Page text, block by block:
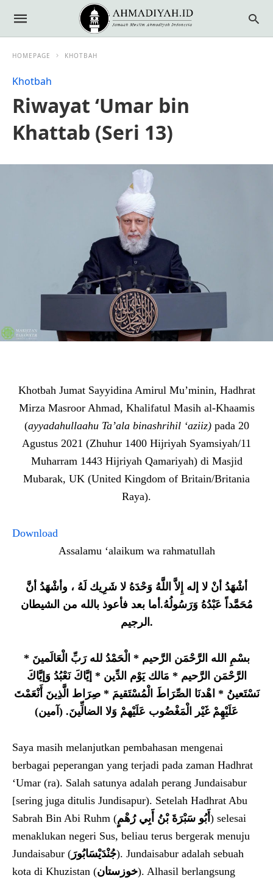
HOMEPAGE KHOTBAH
Khotbah
Riwayat ‘Umar bin
Khattab (Seri 13)
Khotbah Jumat Sayyidina Amirul Mu’minin, Hadhrat
Mirza Masroor Ahmad, Khalifatul Masih al-Khaamis
(ayyadahullaahu Ta’ala binashrihil ‘aziiz) pada 20
Agustus 2021 (Zhuhur 1400 Hijriyah Syamsiyah/11
Muharram 1443 Hijriyah Qamariyah) di Masjid
Mubarak, UK (United Kingdom of Britain/Britania
Raya).
Download
Assalamu ‘alaikum wa rahmatullah
أشْهَدُ أنْ لا إله إِلاَّ اللَّهُ وَحْدَهُ لا شَرِيك لَهُ ، وأشْهَدُ أنَّ
مُحَمَّداً عَبْدُهُ وَرَسُولُهُ.أما بعد فأعوذ بالله من الشيطان
الرجيم.
بسْمِ الله الرَّحْمَن الرَّحيم * الْحَمْدُ لله رَبِّ الْعَالَمينَ *
الرَّحْمَن الرَّحيم * مَالك يَوْم الدِّين * إيَّاكَ نَعْبُدُ وَإيَّاكَ
نَسْتَعينُ * اهْدنَا الصِّرَاطَ الْمُسْتَقيمَ * صِرَاط الَّذِينَ أَنْعَمْتَ
عَلَيْهِمْ غَيْر الْمَغْضُوب عَلَيْهمْ وَلا الضالِّينَ. (آمين)
Saya masih melanjutkan pembahasan mengenai
berbagai peperangan yang terjadi pada zaman Hadhrat
‘Umar (ra). Salah satunya adalah perang Jundaisabur
[sering juga ditulis Jundisapur). Setelah Hadhrat Abu
Sabrah Bin Abi Ruhm (أَبُو سَبْرَةَ بْنُ أَبِي رُهْمٍ ) selesai
menaklukan negeri Sus, beliau terus bergerak menuju
Jundaisabur ( جُنْدَيْسَابُورَ). Jundaisabur adalah sebuah
kota di Khuzistan (خوزستان). Alhasil berlangsung